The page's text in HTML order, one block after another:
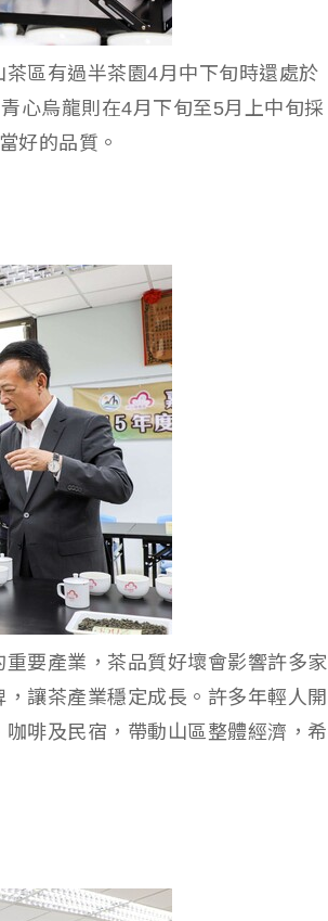
區有過半茶園4月中下旬時還處於
心烏龍則在4月下旬至5月上中旬採
好的品質。
要產業，茶品質好壞會影響許多家
讓茶產業穩定成長。許多年輕人開
啡及民宿，帶動山區整體經濟，希